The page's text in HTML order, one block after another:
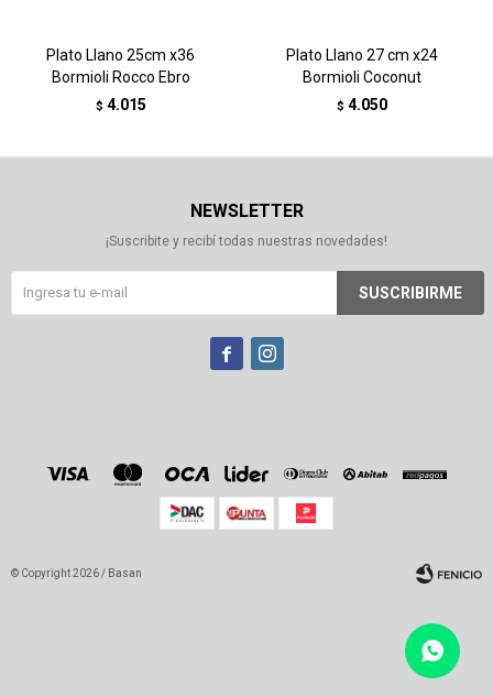
Plato Llano 25cm x36
Bormioli Rocco Ebro
$ 4.015
Plato Llano 27 cm x24
Bormioli Coconut
$ 4.050
NEWSLETTER
¡Suscribite y recibí todas nuestras novedades!
SUSCRIBIRME
 
© Copyright 2026 / Basan